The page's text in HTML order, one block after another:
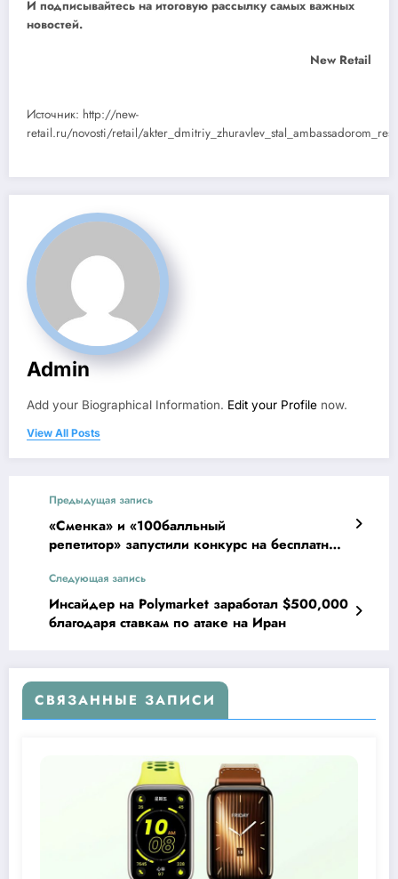
И подписывайтесь на итоговую рассылку самых важных
новостей.
New Retail
Источник: http://new-
retail.ru/novosti/retail/
Admin
Add your Biographical Information. Edit your Profile now.
View All Posts
Предыдущая запись
«Сменка» и «100балльный
репетитор» запустили конкурс на бесплатный
Следующая запись
Инсайдер на Polymarket заработал $500,000
благодаря ставкам по атаке на Иран
СВЯЗАННЫЕ ЗАПИСИ